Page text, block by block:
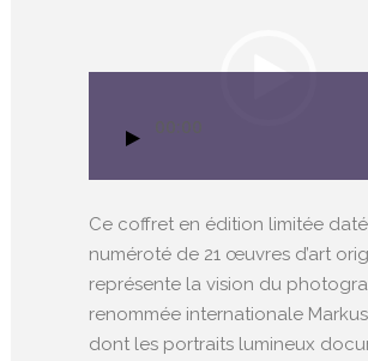
00:00
Ce coffret en édition limitée
numéroté de 21 œuvres d’art
représente la vision du
renommée internationale
dont les portraits lumineux